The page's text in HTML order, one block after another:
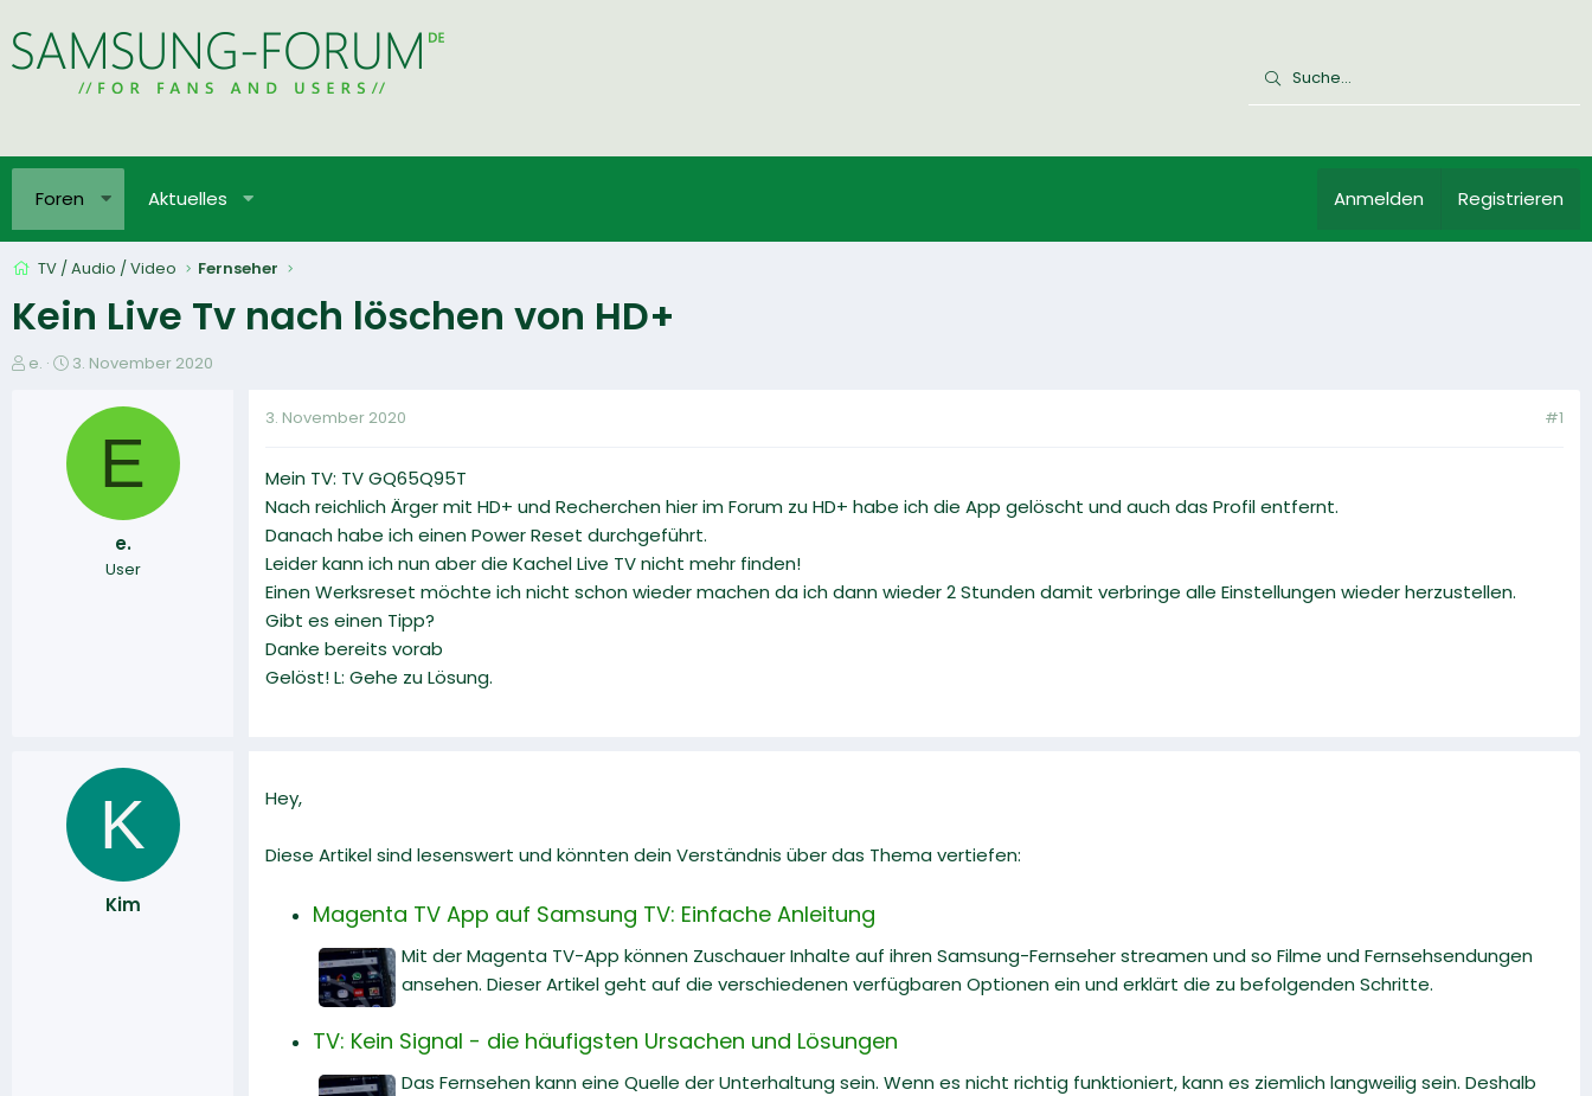
Foren Aktuelles Anmelden Registrieren
TV / Audio / Video Fernseher
Kein Live Tv nach löschen von HD+
E
e.
E
t
3. November 2020
E
e.
User
3. November 2020 #1
Mein TV: TV GQ65Q95T
Nach reichlich Ärger mit HD+ und Recherchen hier im Forum zu HD+ habe ich die App gelöscht und auch das Profil entfernt.
Danach habe ich einen Power Reset durchgeführt.
Leider kann ich nun aber die Kachel Live TV nicht mehr finden!
Einen Werksreset möchte ich nicht schon wieder machen da ich dann wieder 2 Stunden damit verbringe alle Einstellungen wieder herzustellen.
Gibt es einen Tipp?
Danke bereits vorab
Gelöst! L: Gehe zu Lösung.
K
Kim
Hey,
Diese Artikel sind lesenswert und könnten dein Verständnis über das Thema vertiefen:
Magenta TV App auf Samsung TV: Einfache Anleitung
Mit der Magenta TV-App können Zuschauer Inhalte auf ihren Samsung-Fernseher streamen und so Filme und Fernsehsendungen
ansehen. Dieser Artikel geht auf die verschiedenen verfügbaren Optionen ein und erklärt die zu befolgenden Schritte.
TV: Kein Signal - die häufigsten Ursachen und Lösungen
Das Fernsehen kann eine Quelle der Unterhaltung sein. Wenn es nicht richtig funktioniert, kann es ziemlich langweilig sein. Deshalb